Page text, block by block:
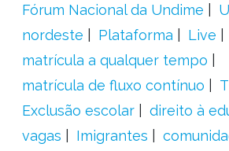
Fórum Nacional da Undime
nordeste
Plataforma
Live
matrícula a qualquer tempo
matrícula de fluxo contínuo
Exclusão escolar
direito à
vagas
Imigrantes